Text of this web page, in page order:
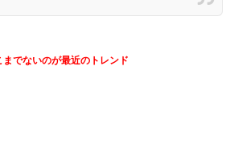
でないのが最近のトレンド